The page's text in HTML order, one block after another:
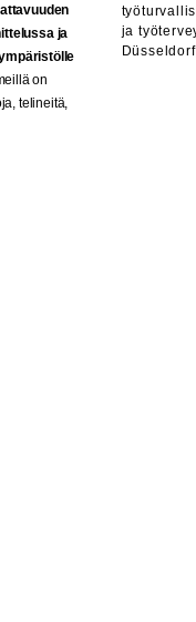
ja
on
telineitä,
ja